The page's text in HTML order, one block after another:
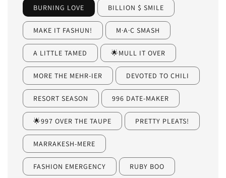
BURNING LOVE BILLION $ SMILE
MAKE IT FASHUN! M·A·C SMASH
A LITTLE TAMED 🌟MULL IT OVER
MORE THE MEHR-IER DEVOTED TO CHILI
RESORT SEASON 996 DATE-MAKER
🌟997 OVER THE TAUPE PRETTY PLEATS!
MARRAKESH-MERE
FASHION EMERGENCY RUBY BOO